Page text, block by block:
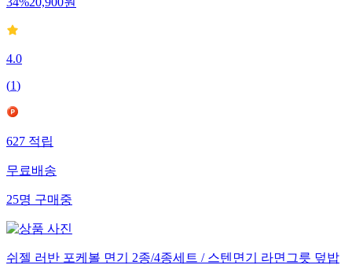
34%20,900원
4.0
(1)
627적립
무료배송
25명구매중